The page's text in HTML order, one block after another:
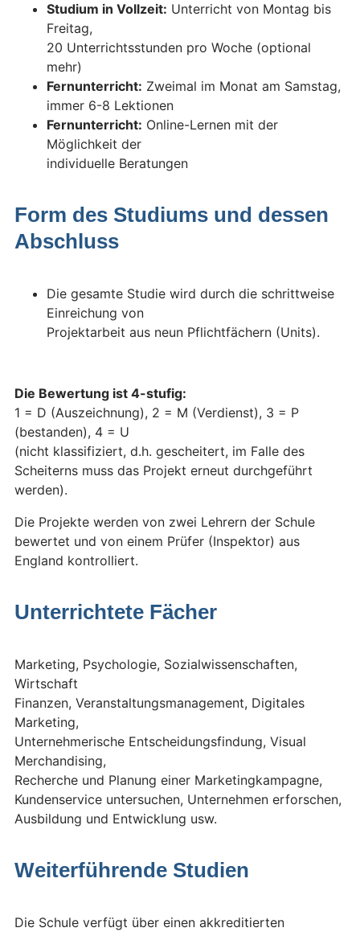
Studium in Vollzeit: Unterricht von Montag bis
Freitag,
20 Unterrichtsstunden pro Woche (optional
mehr)
Fernunterricht: Zweimal im Monat am Samstag,
immer 6-8 Lektionen
Fernunterricht: Online-Lernen mit der
Möglichkeit der
individuelle Beratungen
Form des Studiums und dessen
Abschluss
Die gesamte Studie wird durch die schrittweise
Einreichung von
Projektarbeit aus neun Pflichtfächern (Units).
Die Bewertung ist 4-stufig:
1 = D (Auszeichnung), 2 = M (Verdienst), 3 = P
(bestanden), 4 = U
(nicht klassifiziert, d.h. gescheitert, im Falle des
Scheiterns muss das Projekt erneut durchgeführt
werden).
Die Projekte werden von zwei Lehrern der Schule
bewertet und von einem Prüfer (Inspektor) aus
England kontrolliert.
Unterrichtete Fächer
Marketing, Psychologie, Sozialwissenschaften,
Wirtschaft
Finanzen, Veranstaltungsmanagement, Digitales
Marketing,
Unternehmerische Entscheidungsfindung, Visual
Merchandising,
Recherche und Planung einer Marketingkampagne,
Kundenservice untersuchen, Unternehmen erforschen,
Ausbildung und Entwicklung usw.
Weiterführende Studien
Die Schule verfügt über einen akkreditierten